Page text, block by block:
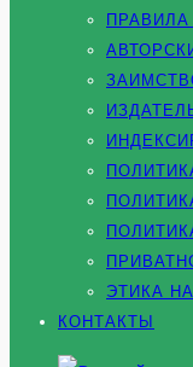
ЭТИКА
КОНТАКТЫ